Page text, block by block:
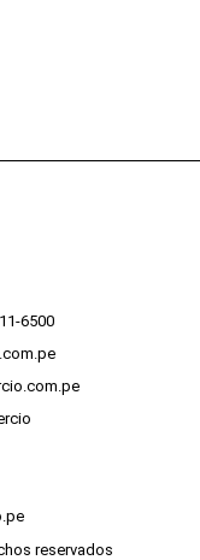
6500
reservados